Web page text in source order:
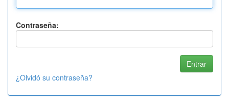
Contraseña:
¿Olvidó su contraseña?